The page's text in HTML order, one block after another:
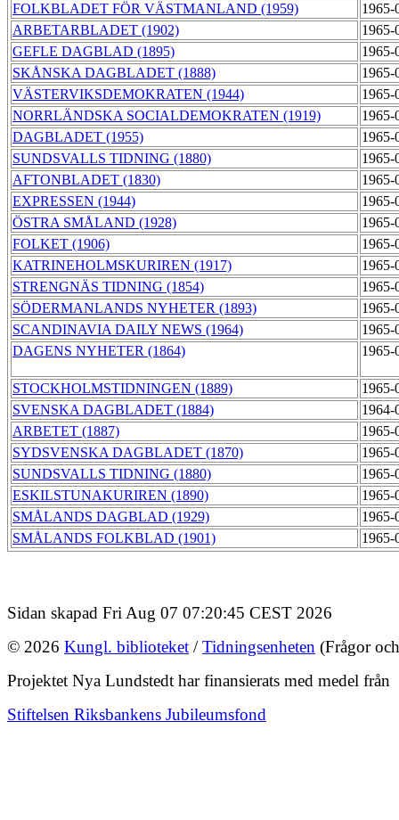
FOLKBLADET FÖR VÄSTMANLAND (1959)
ARBETARBLADET (1902)
GEFLE DAGBLAD (1895)
SKÅNSKA DAGBLADET (1888)
VÄSTERVIKSDEMOKRATEN (1944)
NORRLÄNDSKA SOCIALDEMOKRATEN (1919)
DAGBLADET (1955)
SUNDSVALLS TIDNING (1880)
AFTONBLADET (1830)
EXPRESSEN (1944)
ÖSTRA SMÅLAND (1928)
FOLKET (1906)
KATRINEHOLMSKURIREN (1917)
STRENGNÄS TIDNING (1854)
SÖDERMANLANDS NYHETER (1893)
SCANDINAVIA DAILY NEWS (1964)
DAGENS NYHETER (1864)
STOCKHOLMSTIDNINGEN (1889)
SVENSKA DAGBLADET (1884)
ARBETET (1887)
SYDSVENSKA DAGBLADET (1870)
SUNDSVALLS TIDNING (1880)
ESKILSTUNAKURIREN (1890)
SMÅLANDS DAGBLAD (1929)
SMÅLANDS FOLKBLAD (1901)
Sidan skapad Fri Aug 07 07:20:45 CEST 2026
© 2026 Kungl. biblioteket /Tidningsenheten (Frågor
Projektet Nya Lundstedt har finansierats med medel från
Stiftelsen Riksbankens Jubileumsfond